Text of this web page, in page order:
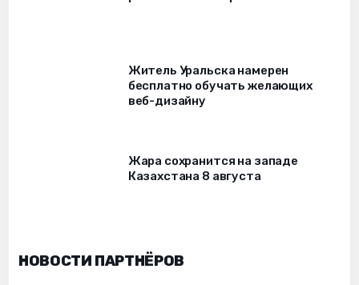
Житель Уральска намерен
бесплатно обучать желающих
веб-дизайну
Жара сохранится на западе
Казахстана 8 августа
НОВОСТИ ПАРТНЁРОВ